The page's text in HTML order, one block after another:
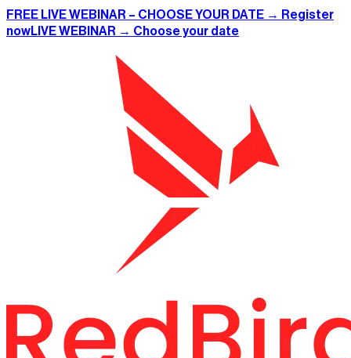
FREE LIVE WEBINAR – CHOOSE YOUR DATE → Register
nowLIVE WEBINAR → Choose your date